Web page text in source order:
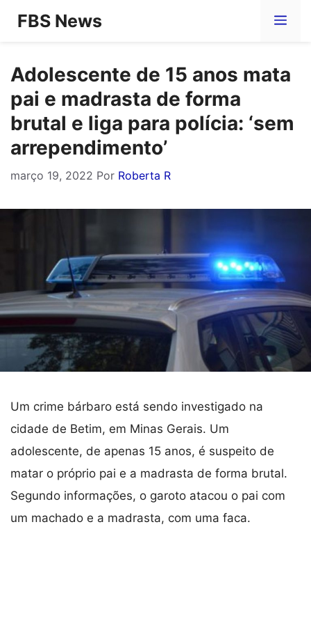
Pular
conteúdo
FBS News
Adolescente de 15 anos mata
pai e madrasta de forma
brutal e liga para polícia: ‘sem
arrependimento’
março 19, 2022 Por Roberta R
Um crime bárbaro está sendo investigado na
cidade de Betim, em Minas Gerais. Um
adolescente, de apenas 15 anos, é suspeito de
matar o próprio pai e a madrasta de forma brutal.
Segundo informações, o garoto atacou o pai com
um machado e a madrasta, com uma faca.